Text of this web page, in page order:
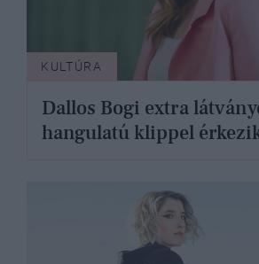
KULTÚRA
Dallos Bogi extra
hangulatú klippel